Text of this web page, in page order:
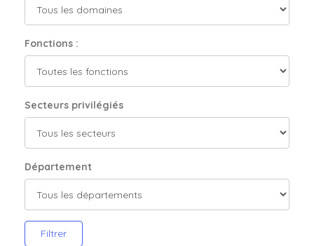
Fonctions :
Secteurs privilégiés
Département